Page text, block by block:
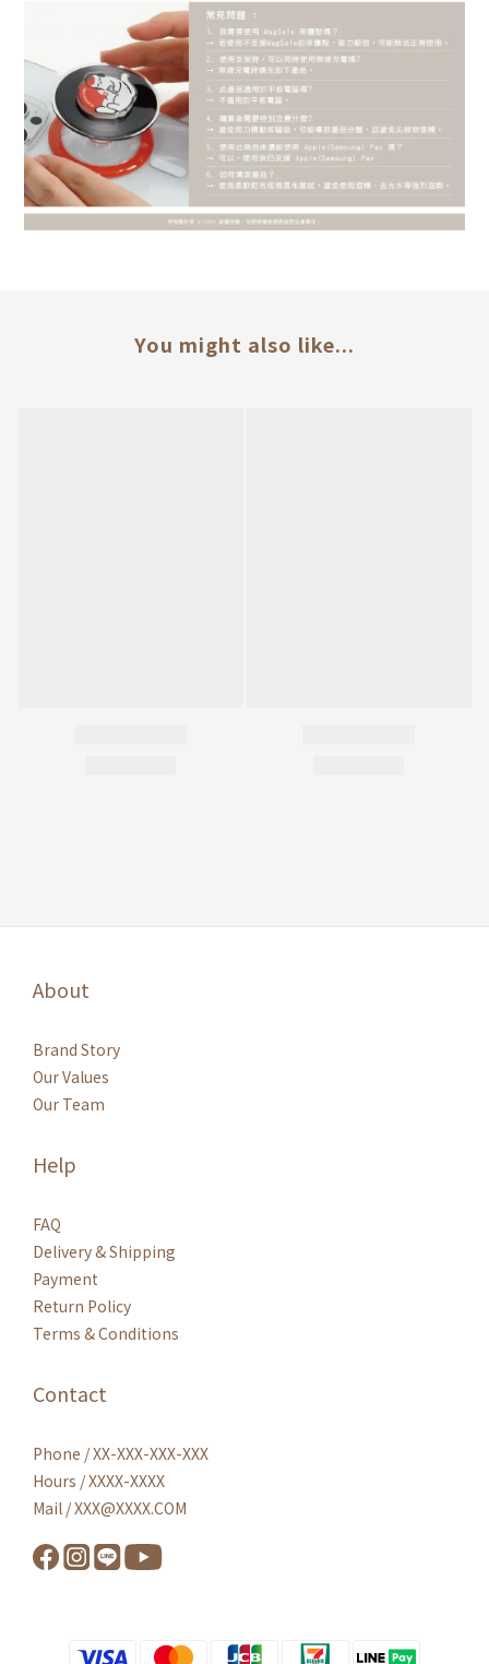
You might also like...
About
Brand Story
Our Values
Our Team
Help
FAQ
Delivery & Shipping
Payment
Return Policy
Terms & Conditions
Contact
Phone / XX-XXX-XXX-XXX
Hours / XXXX-XXXX
Mail / XXX@XXXX.COM